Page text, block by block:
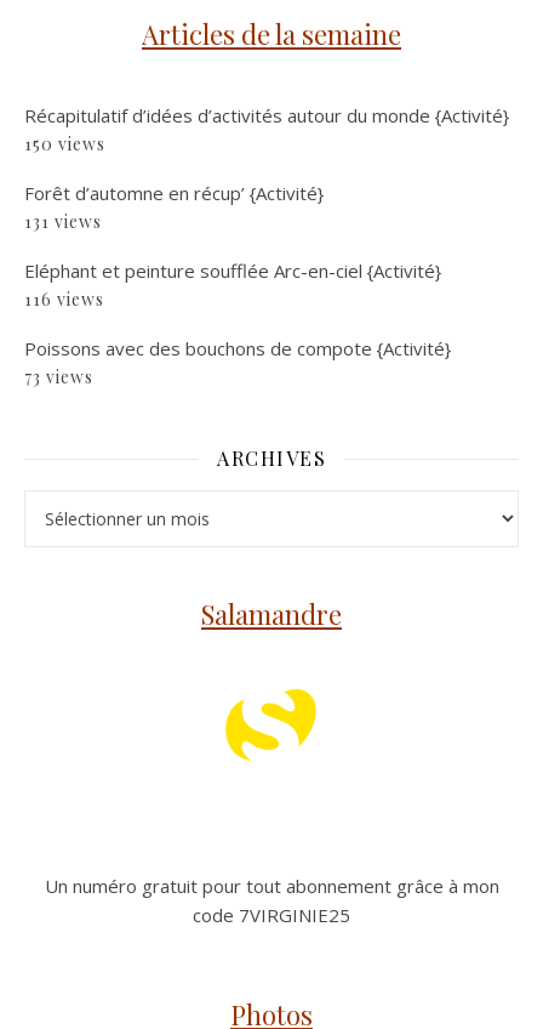
Articles de la semaine
Récapitulatif d’idées d’activités autour du monde {Activité}
150 views
Forêt d’automne en récup’ {Activité}
131 views
Eléphant et peinture soufflée Arc-en-ciel {Activité}
116 views
Poissons avec des bouchons de compote {Activité}
73 views
ARCHIVES
Salamandre
Un numéro gratuit pour tout abonnement grâce à mon
code 7VIRGINIE25
Photos